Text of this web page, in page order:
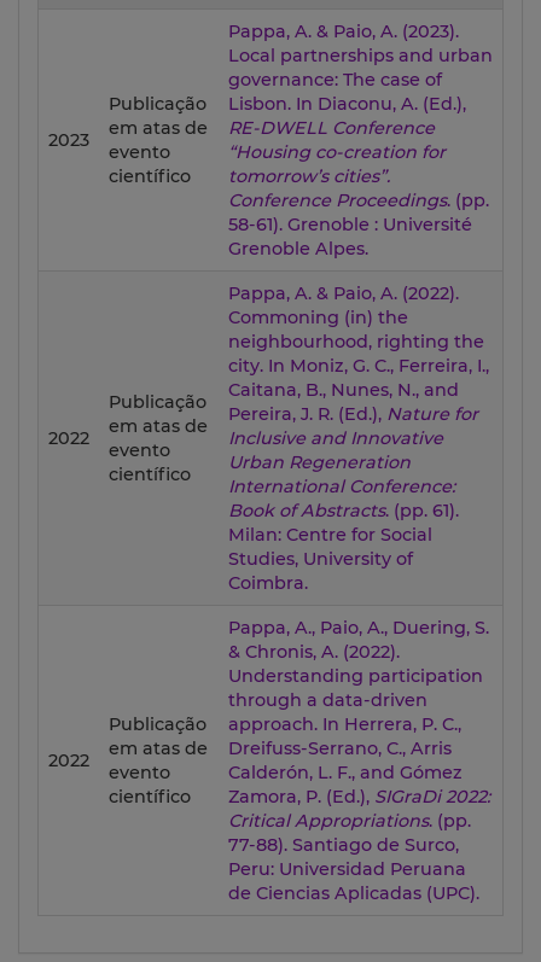
2023
Publicação
em atas de
evento
científico
Pappa, A. & Paio, A. (2023).
Local partnerships and urban
governance: The case of
Lisbon. In Diaconu, A. (Ed.),
RE-DWELL Conference
“Housing co-creation for
tomorrow’s cities”.
Conference Proceedings. (pp.
58-61). Grenoble : Université
Grenoble Alpes.
2022
Publicação
em atas de
evento
científico
Pappa, A. & Paio, A. (2022).
Commoning (in) the
neighbourhood, righting the
city. In Moniz, G. C., Ferreira, I.,
Caitana, B., Nunes, N., and
Pereira, J. R. (Ed.), Nature for
Inclusive and Innovative
Urban Regeneration
International Conference:
Book of Abstracts. (pp. 61).
Milan: Centre for Social
Studies, University of
Coimbra.
2022
Publicação
em atas de
evento
científico
Pappa, A., Paio, A., Duering, S.
& Chronis, A. (2022).
Understanding participation
through a data-driven
approach. In Herrera, P. C.,
Dreifuss-Serrano, C., Arris
Calderón, L. F., and Gómez
Zamora, P. (Ed.), SIGraDi 2022:
Critical Appropriations. (pp.
77-88). Santiago de Surco,
Peru: Universidad Peruana
de Ciencias Aplicadas (UPC).